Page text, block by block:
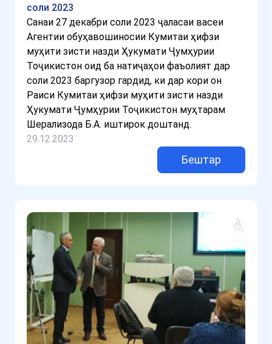
соли 2023
Санаи 27 декабри соли 2023 ҷаласаи васеи
Агентии обуҳавошиносии Кумитаи ҳифзи
муҳити зисти назди Ҳукумати Ҷумҳурии
Тоҷикистон оид ба натиҷаҳои фаъолият дар
соли 2023 баргузор гардид, ки дар кори он
Раиси Кумитаи ҳифзи муҳити зисти назди
Ҳукумати Ҷумҳурии Тоҷикистон муҳтарам
Шерализода Б.А. иштирок доштанд.
29.12.2023
Бештар